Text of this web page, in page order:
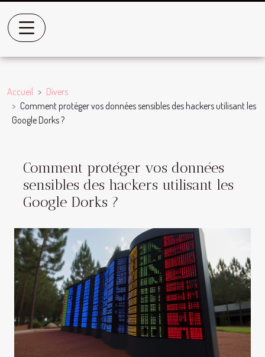
Accueil
Divers
Comment protéger vos données sensibles des hackers utilisant les
Google Dorks ?
Comment protéger vos données
sensibles des hackers utilisant les
Google Dorks ?